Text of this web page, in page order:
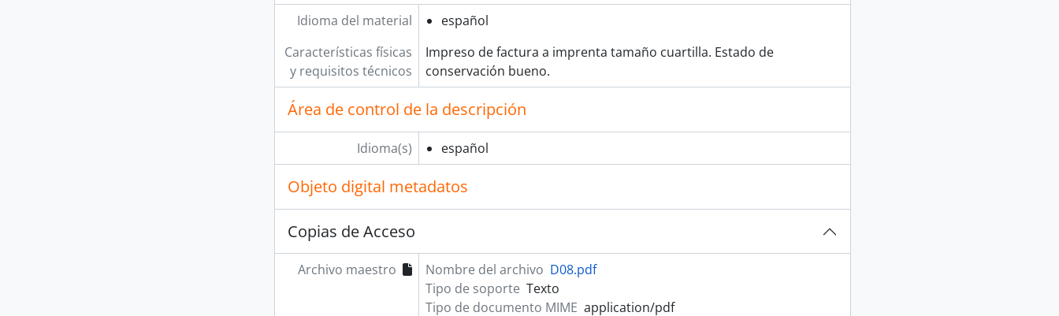
Idioma del material
español
Características físicas
y requisitos técnicos
Impreso de factura a imprenta tamaño cuartilla. Estado de
conservación bueno.
Área de control de la descripción
Idioma(s) español
Objeto digital metadatos
Copias de Acceso
Archivo maestro Nombre del archivo D08.pdf
Tipo de soporte Texto
Tipo de documento MIME application/pdf